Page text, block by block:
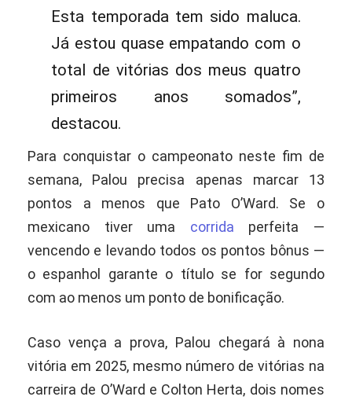
Esta temporada tem sido maluca.
Já estou quase empatando com o
total de vitórias dos meus quatro
primeiros anos somados”,
destacou.
Para conquistar o campeonato neste fim de
semana, Palou precisa apenas marcar 13
pontos a menos que Pato O’Ward. Se o
mexicano tiver uma corrida perfeita —
vencendo e levando todos os pontos bônus —
o espanhol garante o título se for segundo
com ao menos um ponto de bonificação.
Caso vença a prova, Palou chegará à nona
vitória em 2025, mesmo número de vitórias na
carreira de O’Ward e Colton Herta, dois nomes